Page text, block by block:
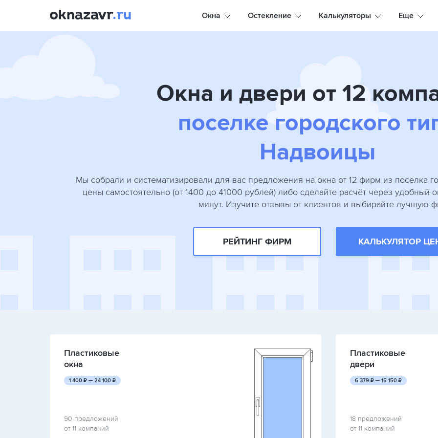
Окна Остекление Калькуляторы Еще
Окна и двери от 12
поселке городского
Надвоицы
Мы собрали и систематизировали для вас предложения на окна от 12 фирм из поселка
цены самостоятельно (от 1400 до 41000 рублей) либо сделайте расчёт через удобный
минут. Изучите отзывы от клиентов и выбирайте лучшую
РЕЙТИНГ ФИРМ КАЛЬКУЛЯТОР
Пластиковые
окна
1 400 руб.
₽ — 24 100 руб.
₽
90 предложений
от 11 компаний
Пластиковые
двери
6 379 руб.
₽ — 15 150 руб.
₽
18 предложений
от 11 компаний